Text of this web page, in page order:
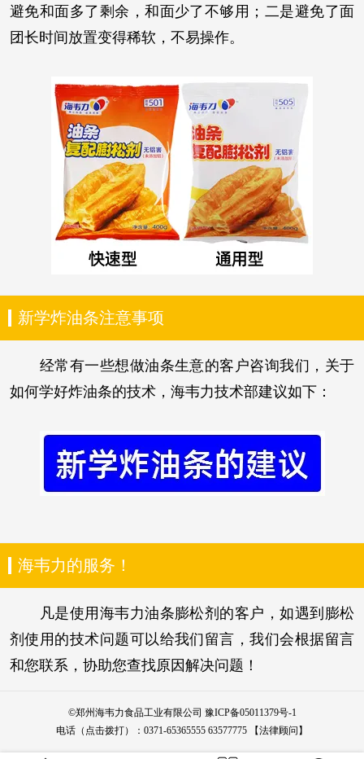
避免和面多了剩余，和面少了不够用；二是避免了面
团长时间放置变得稀软，不易操作。
新学炸油条注意事项
经常有一些想做油条生意的客户咨询我们，关于
如何学好炸油条的技术，海韦力技术部建议如下：
海韦力的服务！
凡是使用海韦力油条膨松剂的客户，如遇到膨松
剂使用的技术问题可以给我们留言，我们会根据留言
和您联系，协助您查找原因解决问题！
©郑州海韦力食品工业有限公司 豫ICP备05011379号-1
电话（点击拨打）： 0371-65365555 63577775 【法律顾问】